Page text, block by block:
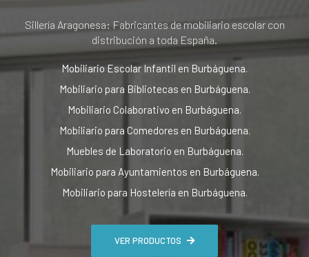
Sillería Aragonesa: Fabricantes de mobiliario escolar con
distribución a toda España.
Mobiliario Escolar Infantil en Burbáguena.
Mobiliario para Bibliotecas en Burbáguena.
Mobiliario Colaborativo en Burbáguena.
Mobiliario para Comedores en Burbáguena.
Muebles de Laboratorio en Burbáguena.
Mobiliario para Ayuntamientos en Burbáguena.
Mobiliario para Hostelería en Burbáguena.
VER PRODUCTOS